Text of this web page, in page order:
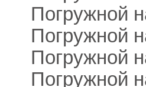
Погружной
Погружной
Погружной
Погружной